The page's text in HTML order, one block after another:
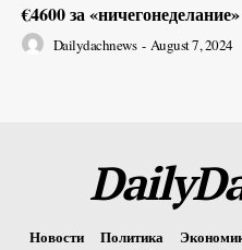
€4600 за «ничегонеделание»
Dailydachnews - August 7, 2024
Новости Политика